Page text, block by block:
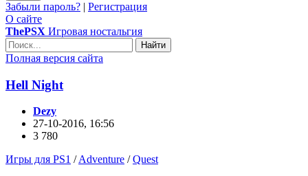
Забыли пароль? | Регистрация
О сайте
ThePSX Игровая ностальгия
Найти
Полная версия сайта
Hell Night
Dezy
27-10-2016, 16:56
3 780
Игры для PS1 /Adventure /Quest